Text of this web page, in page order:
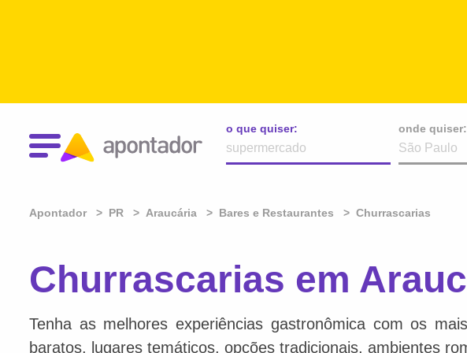
o que quiser:
onde quiser:
Apontador PR Araucária Bares e Restaurantes Churrascarias
Churrascarias em
Tenha as melhores experiências gastronômica com os
baratos, lugares temáticos, opções tradicionais, ambientes